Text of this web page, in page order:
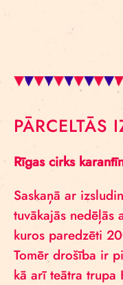
PĀRCELTĀS
Rīgas cirks
Saskaņā ar
tuvākajās nedēļās
kuros paredzēti
Tomēr drošība ir
kā arī teātra trupa